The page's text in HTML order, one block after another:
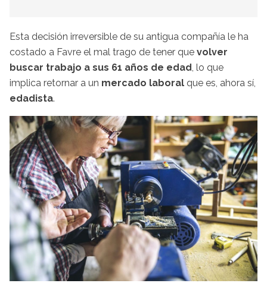
Esta decisión irreversible de su antigua compañía le ha
costado a Favre el mal trago de tener que volver
buscar trabajo a sus 61 años de edad, lo que
implica retornar a un mercado laboral que es, ahora sí,
edadista.